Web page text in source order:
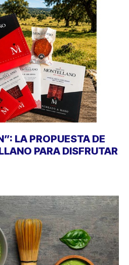
LA PROPUESTA DE
PARA DISFRUTAR